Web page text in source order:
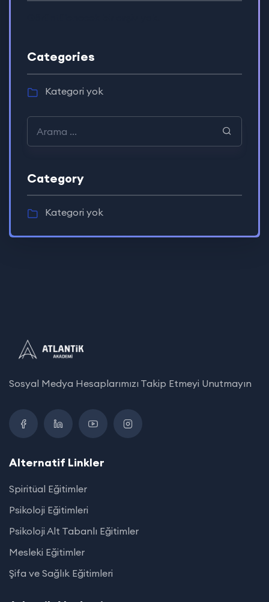
Categories
Kategori yok
Category
Kategori yok
Sosyal Medya Hesaplarımızı Takip Etmeyi Unutmayın
Alternatif Linkler
Spiritüal Eğitimler
Psikoloji Eğitimleri
Psikoloji Alt Tabanlı Eğitimler
Mesleki Eğitimler
Şifa ve Sağlık Eğitimleri